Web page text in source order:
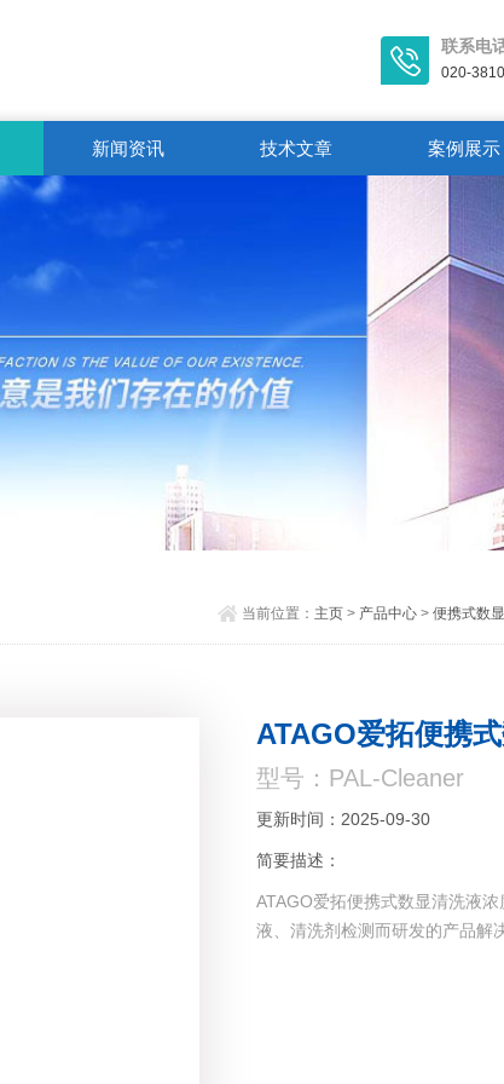
联系电
020-
新闻资讯 技术文章 案例展示
当前位置： 主页> 产品中心> 便携式数
ATAGO爱拓便携
型号：PAL-Cleaner
更新时间：2025-09-30
简要描述：
ATAGO爱拓便携式数显清洗液
液、清洗剂检测而研发的产品解